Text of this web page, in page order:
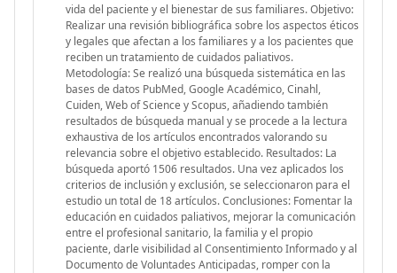
vida del paciente y el bienestar de sus familiares. Objetivo:
Realizar una revisión bibliográfica sobre los aspectos éticos
y legales que afectan a los familiares y a los pacientes que
reciben un tratamiento de cuidados paliativos.
Metodología: Se realizó una búsqueda sistemática en las
bases de datos PubMed, Google Académico, Cinahl,
Cuiden, Web of Science y Scopus, añadiendo también
resultados de búsqueda manual y se procede a la lectura
exhaustiva de los artículos encontrados valorando su
relevancia sobre el objetivo establecido. Resultados: La
búsqueda aportó 1506 resultados. Una vez aplicados los
criterios de inclusión y exclusión, se seleccionaron para el
estudio un total de 18 artículos. Conclusiones: Fomentar la
educación en cuidados paliativos, mejorar la comunicación
entre el profesional sanitario, la familia y el propio
paciente, darle visibilidad al Consentimiento Informado y al
Documento de Voluntades Anticipadas, romper con la